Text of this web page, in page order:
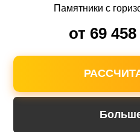
Памятники с
от 69 458